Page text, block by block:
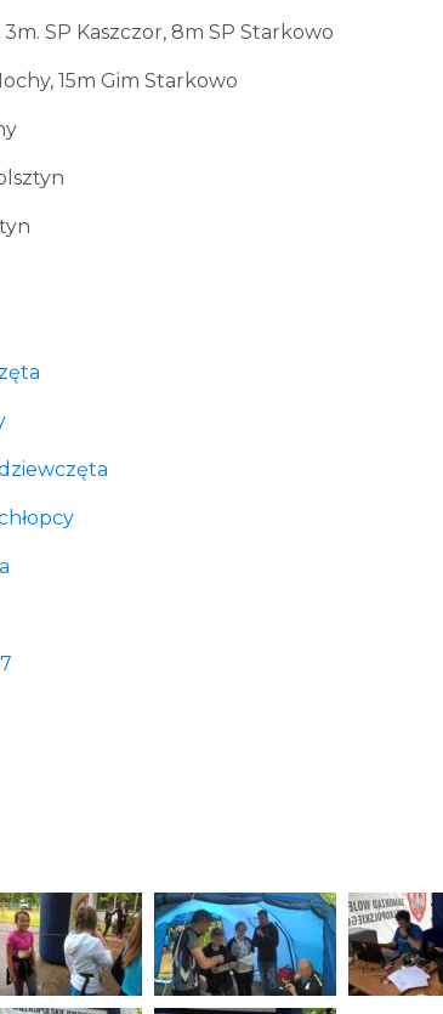
3m. SP Kaszczor, 8m SP Starkowo
15m Gim Starkowo